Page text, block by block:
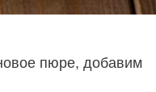
пюре, добавим